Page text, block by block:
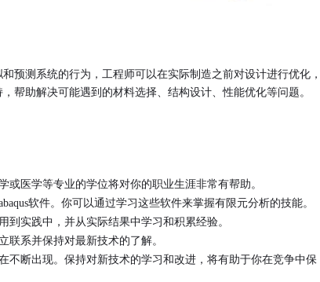
预测系统的行为，工程师可以在实际制造之前对设计进行优化，
帮助解决可能遇到的材料选择、结构设计、性能优化等问题。
医学等专业的学位将对你的职业生涯非常有帮助。
软件。你可以通过学习这些软件来掌握有限元分析的技能。
实践中，并从实际结果中学习和积累经验。
系并保持对最新技术的了解。
不断出现。保持对新技术的学习和改进，将有助于你在竞争中保